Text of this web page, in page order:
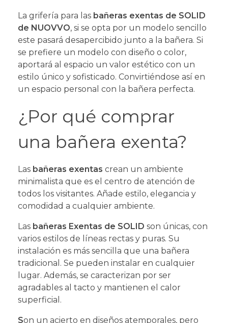
La grifería para las bañeras exentas de SOLID
de NUOVVO, si se opta por un modelo sencillo
este pasará desapercibido junto a la bañera. Si
se prefiere un modelo con diseño o color,
aportará al espacio un valor estético con un
estilo único y sofisticado. Convirtiéndose así en
un espacio personal con la bañera perfecta.
¿Por qué comprar
una bañera exenta?
Las bañeras exentas crean un ambiente
minimalista que es el centro de atención de
todos los visitantes. Añade estilo, elegancia y
comodidad a cualquier ambiente.
Las bañeras Exentas de SOLID son únicas, con
varios estilos de líneas rectas y puras. Su
instalación es más sencilla que una bañera
tradicional. Se pueden instalar en cualquier
lugar. Además, se caracterizan por ser
agradables al tacto y mantienen el calor
superficial.
Son un acierto en diseños atemporales, pero